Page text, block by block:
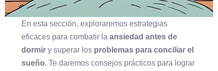
En esta sección, exploraremos estrategias
eficaces para combatir laansiedad antes de
dormir y superar los problemas para conciliar el
sueño. Te daremos consejos prácticos para lograr